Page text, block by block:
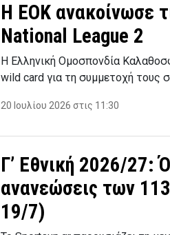
Η ΕΟΚ ανακοίνωσε
National League 2
Η Ελληνική Ομοσπονδία
wild card για τη συμμετοχή τους
20 Ιουλίου 2026 στις 11:30
Γ’ Εθνική 2026/27:
ανανεώσεις των
19/7)